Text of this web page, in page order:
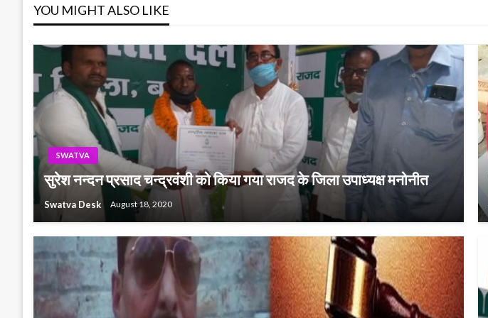
YOU MIGHT ALSO LIKE
SWATVA
सुरेश नन्दन प्रसाद चन्द्रवंशी को किया गया राजद के जिला उपाध्यक्ष मनोनीत
Swatva Desk August 18, 2020